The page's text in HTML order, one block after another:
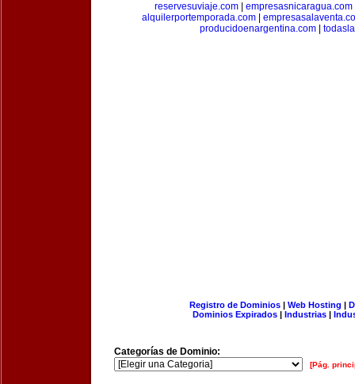
reservesuviaje.com| empresasnicaragua.com
alquilerportemporada.com
producidoenargentina.com
Registro de Dominios| Web Hosting |
Dominios Expirados | Industrias |
Categorías de Dominio:
[Pág.